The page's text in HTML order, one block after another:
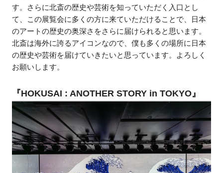
す。さらに北斎の歴史や芸術を知っていただく入口とし
て、この展覧会に多くの方に来ていただけることで、日本
のアートの歴史の奥深さをさらに届けられると思います。
北斎は海外に誇るアイコンなので、僕も多くの場所に日本
の歴史や芸術を届けていきたいと思っています。よろしく
お願いします。
『HOKUSAI : ANOTHER STORY in TOKYO』